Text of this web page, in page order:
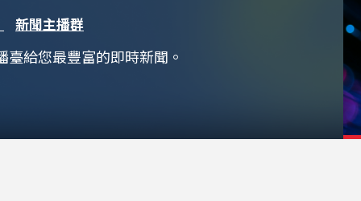
新聞主播群
給您最豐富的即時新聞。